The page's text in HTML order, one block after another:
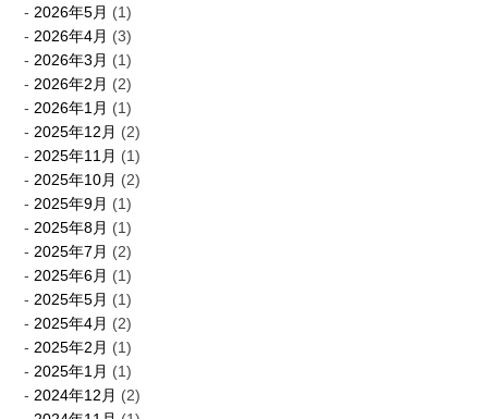
2026年5月 (1)
2026年4月 (3)
2026年3月 (1)
2026年2月 (2)
2026年1月 (1)
2025年12月 (2)
2025年11月 (1)
2025年10月 (2)
2025年9月 (1)
2025年8月 (1)
2025年7月 (2)
2025年6月 (1)
2025年5月 (1)
2025年4月 (2)
2025年2月 (1)
2025年1月 (1)
2024年12月 (2)